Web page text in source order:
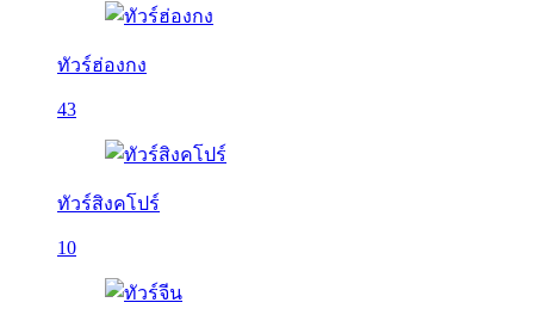
ทัวร์ฮ่องกง
43
ทัวร์สิงคโปร์
10